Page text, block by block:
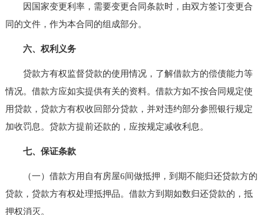
因国家变更利率，需要变更合同条款时，由双方签订变更合
同的文件，作为本合同的组成部分。
六、权利义务
贷款方有权监督贷款的使用情况，了解借款方的偿债能力等
情况。借款方应如实提供有关的资料。借款方如不按合同规定使
用贷款，贷款方有权收回部分贷款，并对违约部分参照银行规定
加收罚息。贷款方提前还款的，应按规定减收利息。
七、保证条款
（一）借款方用自有房屋6间做抵押，到期不能归还贷款方的
贷款，贷款方有权处理抵押品。借款方到期如数归还贷款的，抵
押权消灭。